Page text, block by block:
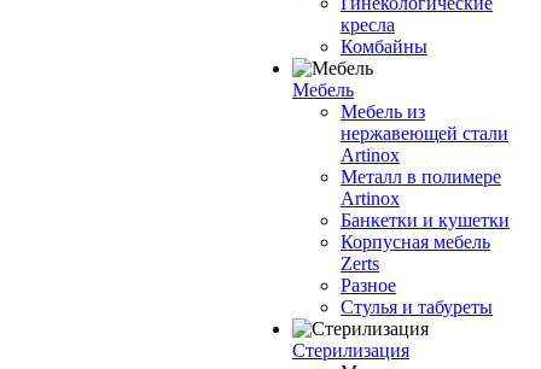
кресла
Комбайны
Мебель
Мебель из
нержавеющей стали
Artinox
Металл в полимере
Artinox
Банкетки и кушетки
Корпусная мебель
Zerts
Разное
Стулья и табуреты
Стерилизация